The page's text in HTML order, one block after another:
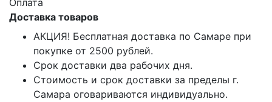
Оплата
Доставка товаров
АКЦИЯ! Бесплатная доставка по Самаре при
покупке от 2500 рублей.
Срок доставки два рабочих дня.
Стоимость и срок доставки за пределы г.
Самара оговариваются индивидуально.